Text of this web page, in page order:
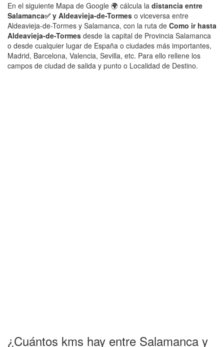
En el siguiente Mapa de Google 🌍 cálcula la distancia entre
Salamanca✅ y Aldeavieja-de-Tormes o viceversa entre
Aldeavieja-de-Tormes y Salamanca, con la ruta de Como ir hasta
Aldeavieja-de-Tormes desde la capital de Provincia Salamanca
o desde cualquier lugar de España o ciudades más importantes,
Madrid, Barcelona, Valencia, Sevilla, etc. Para ello rellene los
campos de ciudad de salida y punto o Localidad de Destino.
¿Cuántos kms hay entre Salamanca y